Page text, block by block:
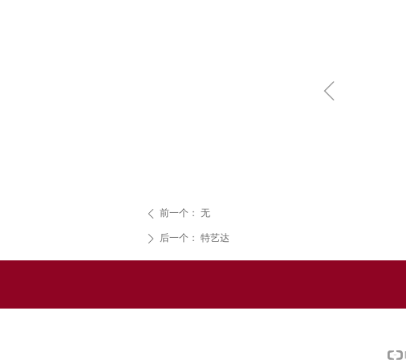
ꁆ
ꄴ 前一个： 无
ꄲ 后一个： 特艺达